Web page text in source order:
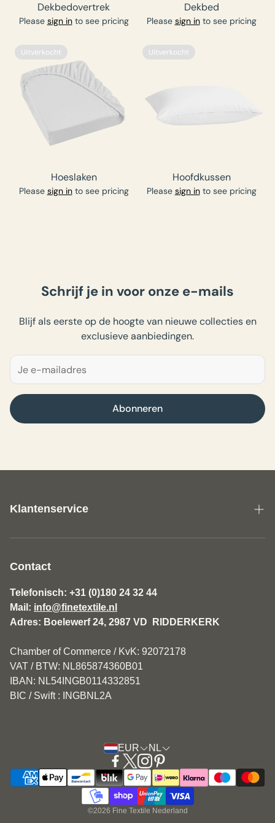
Dekbedovertrek
Please sign into see pricing
Dekbed
Please sign into see pricing
Uitverkocht
Hoeslaken
Please sign into see pricing
Uitverkocht
Hoofdkussen
Please sign into see pricing
Schrijf je in voor onze e-mails
Blijf als eerste op de hoogte van nieuwe collecties en
exclusieve aanbiedingen.
Abonneren
Klantenservice
Over ons
Algemene Voorwaarden Fine Textile
Disclaimer
Privacy Policy
Klantenservice
Contact
Telefonisch: +31 (0)180 24 32 44
Mail: info@finetextile.nl
Adres: Boelewerf 24, 2987 VD RIDDERKERK
Chamber of Commerce / KvK: 92072178
VAT / BTW: NL865874360B01
IBAN: NL54INGB0114332851
BIC / Swift : INGBNL2A
EUR NL
©2026 Fine Textile Nederland